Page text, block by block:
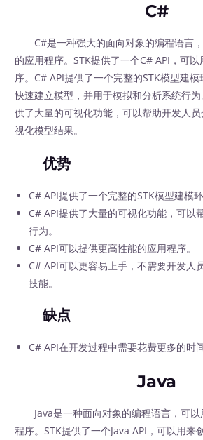
C#
C#是一种强大的面向对象的编程语言
的应用程序。STK提供了一个C# API，可
序。C# API提供了一个完整的STK模型建
快速建立模型，并用于模拟和分析系统行
供了大量的可视化功能，可以帮助开发人
视化模型结果。
优势
C# API提供了一个完整的STK模型建模环
C# API提供了大量的可视化功能，可以
行为。
C# API可以提供更高性能的应用程序。
C# API可以更容易上手，不需要开发人
技能。
缺点
C# API在开发过程中需要花费更多的时
Java
Java是一种面向对象的编程语言，可以
程序。STK提供了一个Java API，可以用来